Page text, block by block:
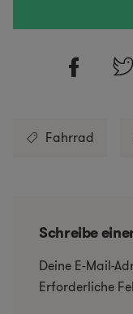
Fahrrad
Schreibe
Deine E-Mail-
Erforderliche